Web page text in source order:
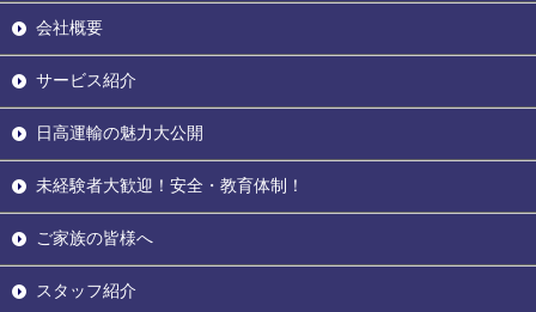
会社概要
サービス紹介
日高運輸の魅力大公開
未経験者大歓迎！安全・教育体制！
ご家族の皆様へ
スタッフ紹介